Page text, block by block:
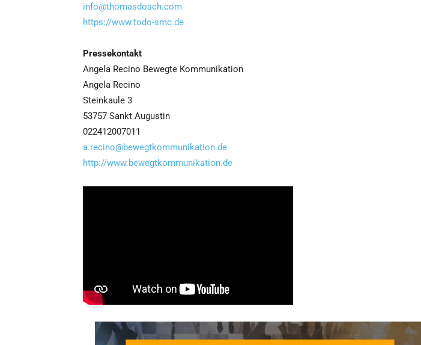
info@thomasdosch.com
https://www.todo-smc.de
Pressekontakt
Angela Recino Bewegte Kommunikation
Angela Recino
Steinkaule 3
53757 Sankt Augustin
022412007011
a.recino@bewegtkommunikation.de
http://www.bewegtkommunikation.de